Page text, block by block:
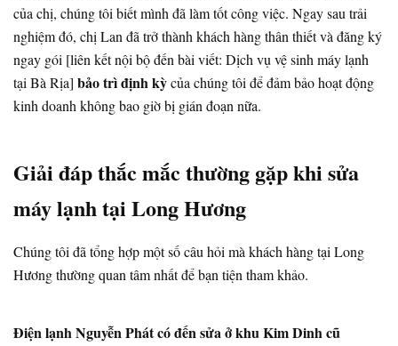
của chị, chúng tôi biết mình đã làm tốt công việc. Ngay sau trải
nghiệm đó, chị Lan đã trở thành khách hàng thân thiết và đăng ký
ngay gói [liên kết nội bộ đến bài viết: Dịch vụ vệ sinh máy lạnh
tại Bà Rịa] bảo trì định kỳcủa chúng tôi để đảm bảo hoạt động
kinh doanh không bao giờ bị gián đoạn nữa.
Giải đáp thắc mắc thường gặp khi sửa
máy lạnh tại Long Hương
Chúng tôi đã tổng hợp một số câu hỏi mà khách hàng tại Long
Hương thường quan tâm nhất để bạn tiện tham khảo.
Điện lạnh Nguyễn Phát có đến sửa ở khu Kim Dinh cũ